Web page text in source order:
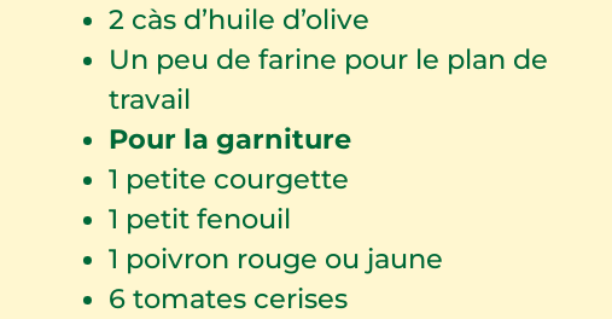
2càs d’huile d’olive
Un peu de farine pour le plan de
travail
Pour la garniture
1 petite courgette
1 petit fenouil
1 poivron rouge ou jaune
6tomates cerises